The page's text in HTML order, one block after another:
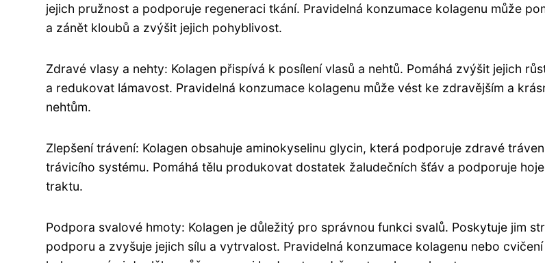
jejich pružnost a podporuje regeneraci tkání. Pravidelná konzumace kolagenu může
a zánět kloubů a zvýšit jejich pohyblivost.
Zdravé vlasy a nehty: Kolagen přispívá k posílení vlasů a nehtů. Pomáhá zvýšit jejich
a redukovat lámavost. Pravidelná konzumace kolagenu může vést ke zdravějším a
nehtům.
Zlepšení trávení: Kolagen obsahuje aminokyselinu glycin, která podporuje zdravé
trávicího systému. Pomáhá tělu produkovat dostatek žaludečních šťáv a podporuje
traktu.
Podpora svalové hmoty: Kolagen je důležitý pro správnou funkci svalů. Poskytuje jim
podporu a zvyšuje jejich sílu a vytrvalost. Pravidelná konzumace kolagenu nebo